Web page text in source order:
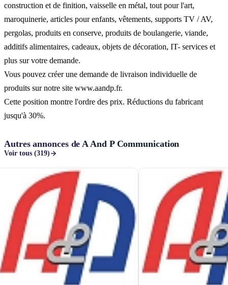
construction et de finition, vaisselle en métal, tout pour l'art,
maroquinerie, articles pour enfants, vêtements, supports TV / AV,
pergolas, produits en conserve, produits de boulangerie, viande,
additifs alimentaires, cadeaux, objets de décoration, IT- services et
plus sur votre demande.
Vous pouvez créer une demande de livraison individuelle de
produits sur notre site www.aandp.fr.
Cette position montre l'ordre des prix. Réductions du fabricant
jusqu'à 30%.
Autres annonces deA And P Communication
Voir tous (319)